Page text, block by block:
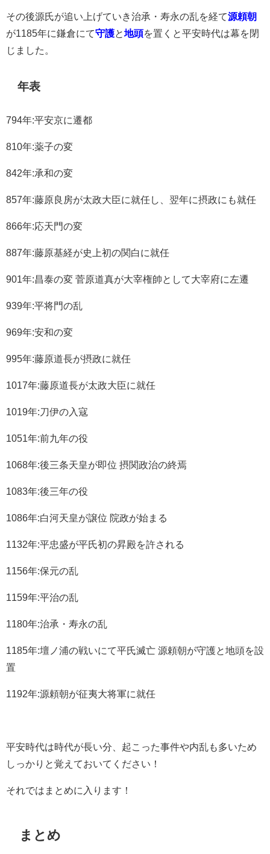
その後源氏が追い上げていき治承・寿永の乱を経て源頼朝
が1185年に鎌倉にて守護と地頭を置くと平安時代は幕を閉
じました。
年表
794年:平安京に遷都
810年:薬子の変
842年:承和の変
857年:藤原良房が太政大臣に就任し、翌年に摂政にも就任
866年:応天門の変
887年:藤原基経が史上初の関白に就任
901年:昌泰の変 菅原道真が大宰権帥として大宰府に左遷
939年:平将門の乱
969年:安和の変
995年:藤原道長が摂政に就任
1017年:藤原道長が太政大臣に就任
1019年:刀伊の入寇
1051年:前九年の役
1068年:後三条天皇が即位 摂関政治の終焉
1083年:後三年の役
1086年:白河天皇が譲位 院政が始まる
1132年:平忠盛が平氏初の昇殿を許される
1156年:保元の乱
1159年:平治の乱
1180年:治承・寿永の乱
1185年:壇ノ浦の戦いにて平氏滅亡 源頼朝が守護と地頭を設
置
1192年:源頼朝が征夷大将軍に就任
平安時代は時代が長い分、起こった事件や内乱も多いため
しっかりと覚えておいてください！
それではまとめに入ります！
まとめ